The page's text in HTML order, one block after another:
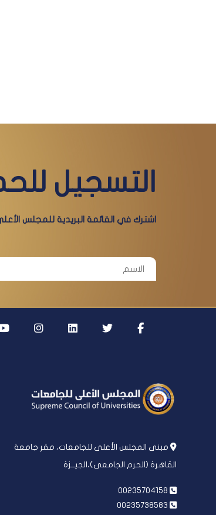
التسجيل
اشترك في القائمة البريدية للمجلس
مبنى المجلس الأعلى للجامعات، مقر جامعة
القاهرة (الحرم الجامعى)،الجيــزة